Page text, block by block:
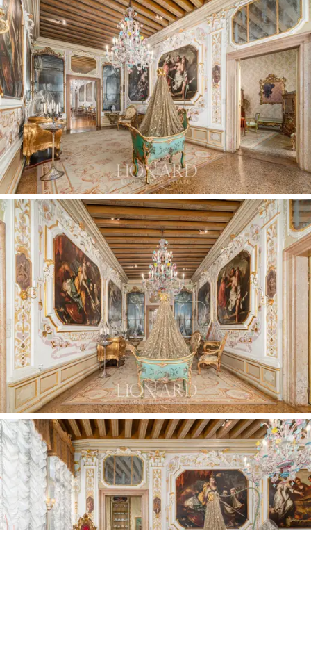
Este prestigioso palácio à venda representa um
exemplo notável da arquitetura rococó veneziana do
final dos anos 1700.A grande escadaria monumental
leva ao majestoso piano nobile, que se abre para uma
série de salões lindamente decorados com
estuquee
afrescos, irradiando uma opulência elegante que, em
Veneza, permanece atemporal e contemporânea.A
sala douradaea sala de música, juntamente coma
sala tronetto, têm vista para o canal característico,
oferecendo o cenário perfeito para receber
hóspedes, amigos e familiares a qualquer hora do
dia, enquanto aprecia a vista esplêndida e a luz
natural que flui através das sete portas francesas
pintadas na tradicional laca Verde Venezia. Uma sala
de passagem adjacente, com um magnífico guarda-
roupa embutido decorado com chinoiserie, conecta-se
convenientemente à vasta sala de jantar formal,
adornada com piso seminato deslumbrante e tetos de
vigas de madeira com afrescos. No lado oposto, a
cozinha, o escritório do zelador — equipado com uma
sala de tecnologia para vigilância em tempo real de
toda a propriedade por meio de câmeras — uma sala
de jantar mais informal realçada por uma elegante
boiserie em marfim, Verde Venezia e folha de ouro, bem
como uma sala adicional atualmente usada como
escritório particular do proprietário, completam esta
parte da residência. Um banheiro de hóspedes serve a
área de estar.